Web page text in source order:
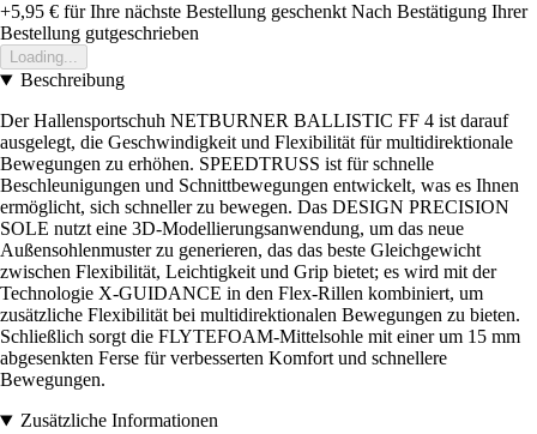
+5,95 € für Ihre nächste Bestellung geschenkt Nach Bestätigung Ihrer
Bestellung gutgeschrieben
Loading...
Beschreibung
Der Hallensportschuh NETBURNER BALLISTIC FF 4 ist darauf
ausgelegt, die Geschwindigkeit und Flexibilität für multidirektionale
Bewegungen zu erhöhen. SPEEDTRUSS ist für schnelle
Beschleunigungen und Schnittbewegungen entwickelt, was es Ihnen
ermöglicht, sich schneller zu bewegen. Das DESIGN PRECISION
SOLE nutzt eine 3D-Modellierungsanwendung, um das neue
Außensohlenmuster zu generieren, das das beste Gleichgewicht
zwischen Flexibilität, Leichtigkeit und Grip bietet; es wird mit der
Technologie X-GUIDANCE in den Flex-Rillen kombiniert, um
zusätzliche Flexibilität bei multidirektionalen Bewegungen zu bieten.
Schließlich sorgt die FLYTEFOAM-Mittelsohle mit einer um 15 mm
abgesenkten Ferse für verbesserten Komfort und schnellere
Bewegungen.
Zusätzliche Informationen